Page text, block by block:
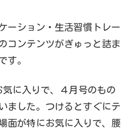
ーション・生活習慣トレー
コンテンツがぎゅっと詰ま
す。
気に入りで、４月号のもの
ました。つけるとすぐにテ
面が特にお気に入りで、腰